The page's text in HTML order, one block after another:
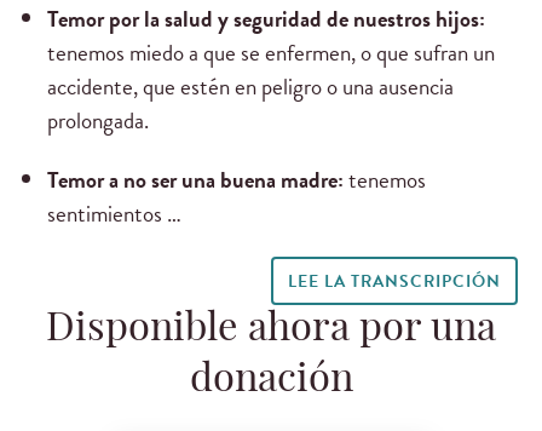
Temor por la salud y seguridad de nuestros hijos:
tenemos miedo a que se enfermen, o que sufran un
accidente, que estén en peligro o una ausencia
prolongada.
Temor a no ser una buena madre:tenemos
sentimientos …
LEE LA TRANSCRIPCIÓN
Disponible ahora por una
donación